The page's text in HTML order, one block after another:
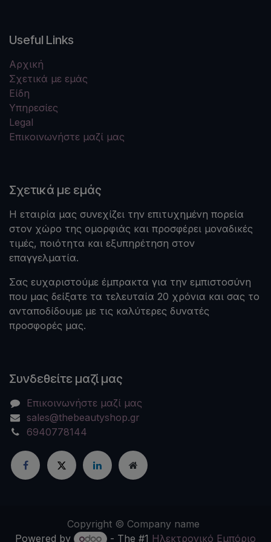
Useful Links
Αρχική
Σχετικά με εμάς
Είδη
Υπηρεσίες
Legal
Επικοινωνήστε μαζί μας
Σχετικά με εμάς
Η εταιρία μας συνεχίζει την επιτυχημένη πορεία
στον χώρο της ομορφιάς και προσφέρει μοναδικές
τιμές, ποιότητα και εξυπηρέτηση στον
επαγγελματία.
Σας ευχαριστούμε έμπρακτα για την εμπιστοσύνη
που μας δείξατε τα τελευταία 20 χρόνια και σας το
ανταποδίδουμε με τις καλύτερες δυνατές
προσφορές μας.
Συνδεθείτε μαζί μας
Επικοινωνήστε μαζί μας
sales@thebeautyshop.gr
6940778144
Copyright © Company name
Powered by
- The #1 Ηλεκτρονικό Eμπόριο